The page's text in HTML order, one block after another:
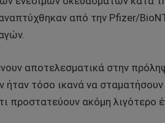
από την Pfizer/
αποτελεσματικά στην
ήταν τόσο ικανά να
προστατεύουν ακόμη λιγότερο